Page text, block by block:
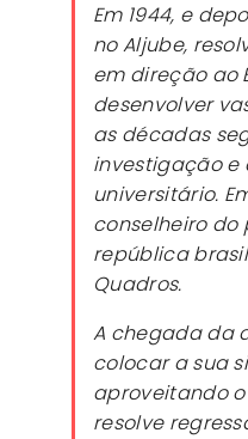
Em 1944, e
no Aljube,
em direção ao
desenvolver
as décadas
investigação e
universitário.
conselheiro do
república
Quadros.
A chegada da
colocar a sua
aproveitando
resolve